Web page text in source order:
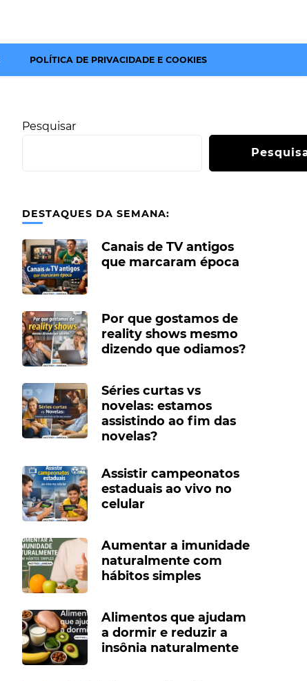
POLÍTICA DE PRIVACIDADE E COOKIES
Pesquisar
DESTAQUES DA SEMANA:
Canais de TV antigos
que marcaram época
Por que gostamos de
reality shows mesmo
dizendo que odiamos?
Séries curtas vs
novelas: estamos
assistindo ao fim das
novelas?
Assistir campeonatos
estaduais ao vivo no
celular
Aumentar a imunidade
naturalmente com
hábitos simples
Alimentos que ajudam
a dormir e reduzir a
insônia naturalmente